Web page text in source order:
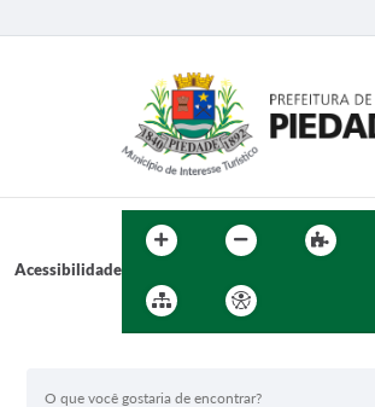
Acessibilidade